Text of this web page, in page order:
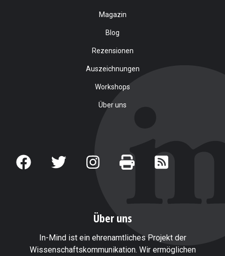
Magazin
Blog
Rezensionen
Auszeichnungen
Workshops
Über uns
Über uns
In-Mind ist ein ehrenamtliches Projekt der
Wissenschaftskommunikation. Wir ermöglichen